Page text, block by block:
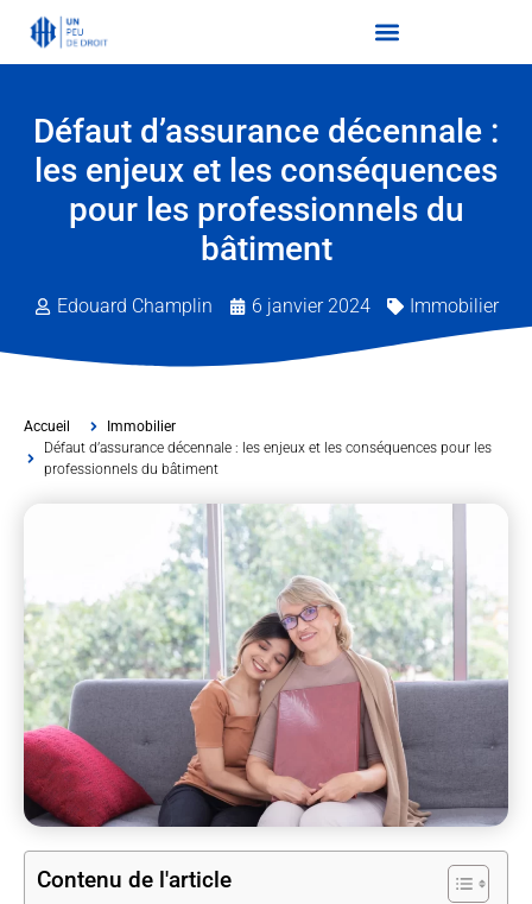
Défaut d’assurance décennale :
les enjeux et les conséquences
pour les professionnels du
bâtiment
Edouard Champlin 6 janvier 2024 Immobilier
Accueil
Immobilier
Défaut d’assurance décennale : les enjeux et les conséquences pour les
professionnels du bâtiment
Contenu de l'article